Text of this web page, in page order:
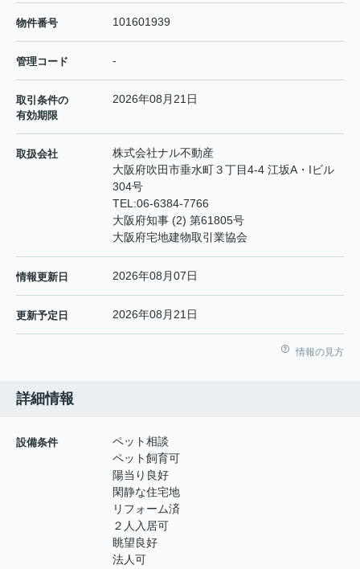
物件番号 101601939
管理コード -
取引条件の
有効期限
2026年08月21日
取扱会社
株式会社ナル不動産
大阪府吹田市垂水町３丁目4-4 江坂A・Iビル
304号
TEL:06-6384-7766
大阪府知事 (2) 第61805号
大阪府宅地建物取引業協会
情報更新日 2026年08月07日
更新予定日 2026年08月21日
情報の見方
詳細情報
設備条件
ペット相談
ペット飼育可
陽当り良好
閑静な住宅地
リフォーム済
２人入居可
眺望良好
法人可